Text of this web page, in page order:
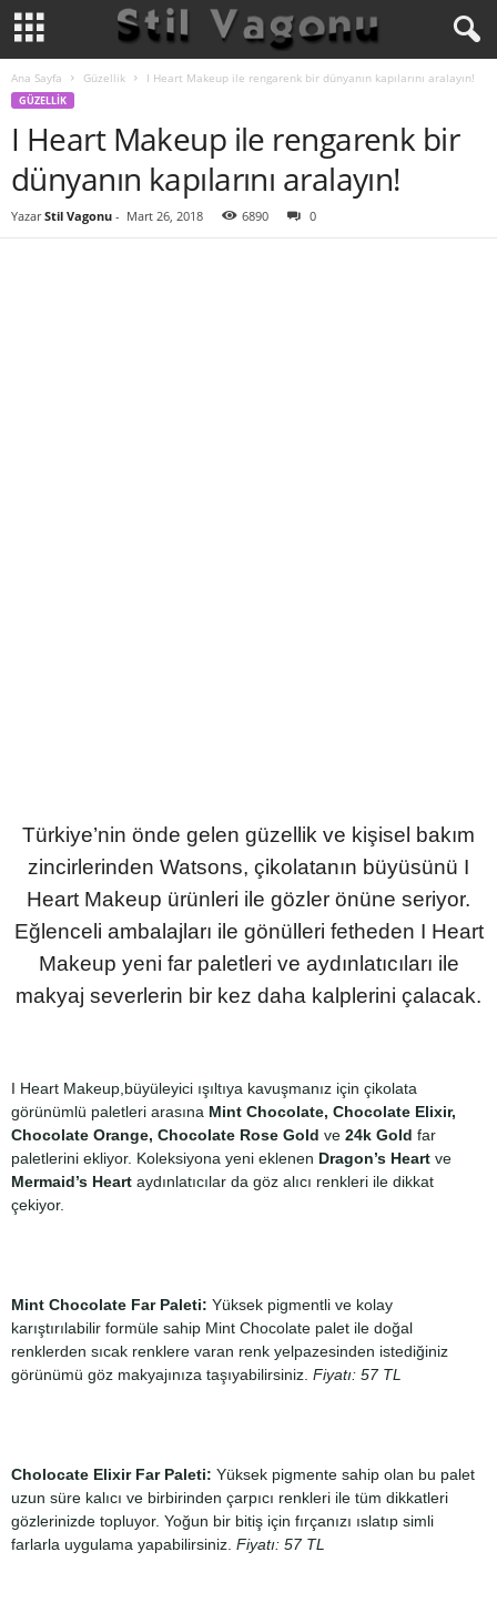
Ana Sayfa Güzellik I Heart Makeup ile rengarenk bir dünyanın kapılarını aralayın!
GÜZELLIK
I Heart Makeup ile rengarenk bir
dünyanın kapılarını aralayın!
Yazar Stil Vagonu - Mart 26, 2018 6890 0
Türkiye’nin önde gelen güzellik ve kişisel bakım
zincirlerinden Watsons, çikolatanın büyüsünü I
Heart Makeup ürünleri ile gözler önüne seriyor.
Eğlenceli ambalajları ile gönülleri fetheden I Heart
Makeup yeni far paletleri ve aydınlatıcıları ile
makyaj severlerin bir kez daha kalplerini çalacak.
I Heart Makeup,büyüleyici ışıltıya kavuşmanız için çikolata
görünümlü paletleri arasına Mint Chocolate, Chocolate Elixir,
Chocolate Orange, Chocolate Rose Gold ve 24k Gold far
paletlerini ekliyor. Koleksiyona yeni eklenen Dragon’s Heart ve
Mermaid’s Heart aydınlatıcılar da göz alıcı renkleri ile dikkat
çekiyor.
Mint Chocolate Far Paleti: Yüksek pigmentli ve kolay
karıştırılabilir formüle sahip Mint Chocolate palet ile doğal
renklerden sıcak renklere varan renk yelpazesinden istediğiniz
görünümü göz makyajınıza taşıyabilirsiniz. Fiyatı: 57 TL
Cholocate Elixir Far Paleti: Yüksek pigmente sahip olan bu palet
uzun süre kalıcı ve birbirinden çarpıcı renkleri ile tüm dikkatleri
gözlerinizde topluyor. Yoğun bir bitiş için fırçanızı ıslatıp simli
farlarla uygulama yapabilirsiniz. Fiyatı: 57 TL